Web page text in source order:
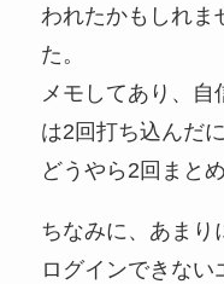
われたかもしれま
た。
メモしてあり、自
は2回打ち込んだ
どうやら2回まと
ちなみに、あまり
ログインできない